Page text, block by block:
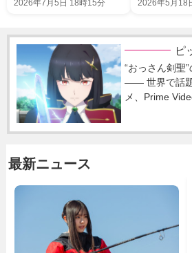
2026年7月5日 18時15分 2026年5月18
ピ
“おっさん剣聖
―― 世界で話
メ、Prime
最新ニュース